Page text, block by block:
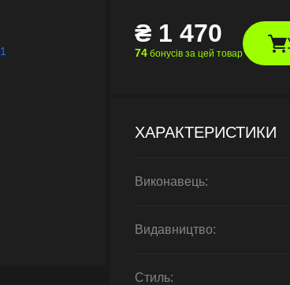
₴ 1 470
74 бонусів за цей товар
ХАРАКТЕРИСТИКИ
Виконавець:
Видавництво:
Стиль: